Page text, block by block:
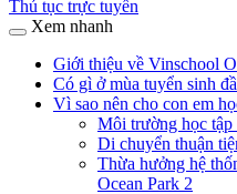
Thủ tục trực tuyến
Xem nhanh
Giới thiệu về Vinschool
Có gì ở mùa tuyển sinh
Vì sao nên cho con em
Môi trường học tập
Di chuyển thuận
Thừa hưởng hệ
Ocean Park 2